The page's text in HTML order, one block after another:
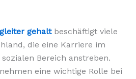
gehaltbeschäftigt viele
die eine Karriere im
Bereich anstreben.
eine wichtige Rolle bei